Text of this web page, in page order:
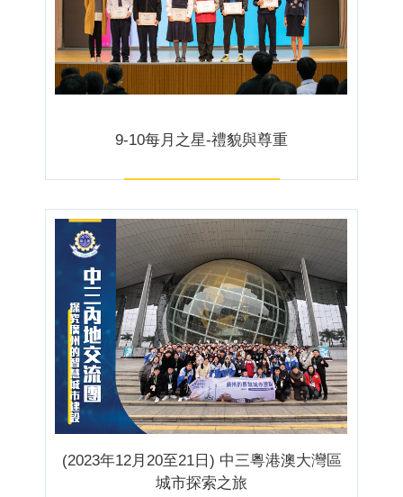
9-10每月之星-禮貌與尊重
(2023年12月20至21日) 中三粵港澳大灣區
城市探索之旅